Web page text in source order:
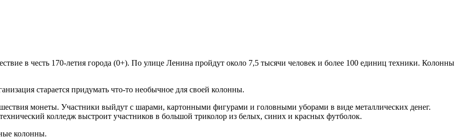
в честь 170-летия города (0+). По улице Ленина пройдут около 7,5 тысячи человек и более 100 единиц техники. Колонны
старается придумать что-то необычное для своей колонны.
монеты. Участники выйдут с шарами, картонными фигурами и головными уборами в виде металлических денег.
колледж выстроит участников в большой триколор из белых, синих и красных футболок.
колонны.